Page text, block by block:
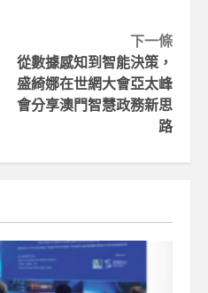
下一條
從數據感知到智能決策，
盛綺娜在世網大會亞太峰
會分享澳門智慧政務新思
路